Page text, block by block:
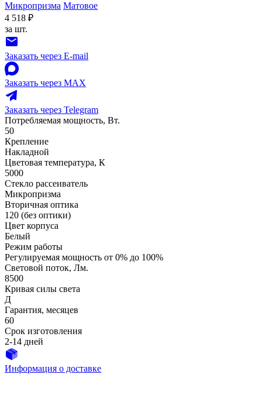
Микропризма Матовое
4 518 ₽
за шт.
Заказать через E-mail
Заказать через MAX
Заказать через Telegram
Потребляемая мощность, Вт.
50
Крепление
Накладной
Цветовая температура, К
5000
Стекло рассеиватель
Микропризма
Вторичная оптика
120 (без оптики)
Цвет корпуса
Белый
Режим работы
Регулируемая мощность от 0% до 100%
Световой поток, Лм.
8500
Кривая силы света
Д
Гарантия, месяцев
60
Срок изготовления
2-14 дней
Информация о доставке